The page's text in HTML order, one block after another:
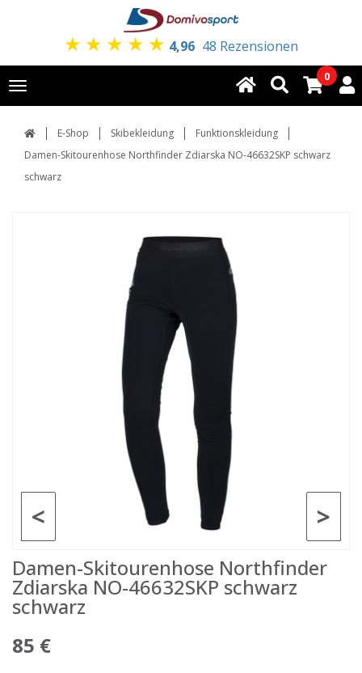
★ ★ ★ ★ ★ 4,96 48 Rezensionen
Toggle
navigation
0
E-Shop Skibekleidung
Funktionskleidung
Damen-Skitourenhose Northfinder Zdiarska NO-46632SKP schwarz
schwarz
>
<
Damen-Skitourenhose Northfinder
Zdiarska NO-46632SKP schwarz
schwarz
85 €